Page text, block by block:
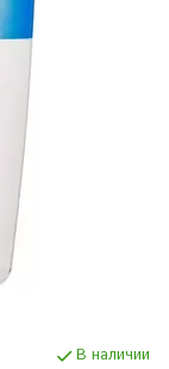
В наличии